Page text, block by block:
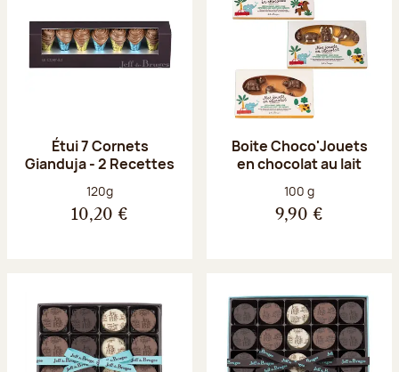
Étui 7 Cornets
Gianduja - 2 Recettes
Poids net :
120g
10,20 €
Boite Choco'Jouets
en chocolat au lait
Poids net :
100 g
9,90 €